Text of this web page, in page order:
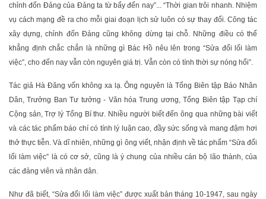
chỉnh đốn Ðảng của Ðảng ta từ bấy đến nay”... “Thời gian trôi nhanh. Nhiệm
vụ cách mạng đề ra cho mỗi giai đoạn lịch sử luôn có sự thay đổi. Công tác
xây dựng, chỉnh đốn Ðảng cũng không dừng tại chỗ. Những điều có thể
khẳng định chắc chắn là những gì Bác Hồ nêu lên trong “Sửa đổi lối làm
việc”, cho đến nay vẫn còn nguyên giá trị. Vẫn còn có tính thời sự nóng hổi”.
Tác giả Hà Đăng vốn không xa lạ. Ông nguyên là Tổng Biên tập Báo Nhân
Dân, Trưởng Ban Tư tưởng - Văn hóa Trung ương, Tổng Biên tập Tạp chí
Cộng sản, Trợ lý Tổng Bí thư. Nhiều người biết đến ông qua những bài viết
và các tác phẩm báo chí có tính lý luận cao, đầy sức sống và mang đậm hơi
thở thực tiễn. Và dĩ nhiên, những gì ông viết, nhận định về tác phẩm “Sửa đổi
lối làm việc” là có cơ sở, cũng là ý chung của nhiều cán bộ lão thành, của
các đảng viên và nhân dân.
Như đã biết, “Sửa đổi lối làm việc” được xuất bản tháng 10-1947, sau ngày